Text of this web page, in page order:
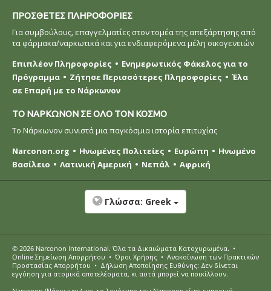
ΠΡΟΣΘΕΤΕΣ ΠΛΗΡΟΦΟΡΙΕΣ
Για συμβούλους, επαγγελματίες στον τομέα της απεξάρτησης από
τα φάρμακα/ναρκωτικά και για ενδιαφερόμενα μέλη οικογενειών
Επιπλέον Πληροφορίες
Ενημερωτικός Φάκελος για το
Πρόγραμμα
Ζήτησε Περισσότερες Πληροφορίες
Έλα
σε Επαρή με το Νάρκωνον
ΤΟ ΝΑΡΚΩΝΟΝ ΣΕ ΟΛΟ ΤΟΝ ΚΟΣΜΟ
Το Νάρκωνον συνιστά μια παγκόσμια ιστορία επιτυχίας
Narconon.org
Ηνωμένες Πολιτείες Ευρώπη
Ηνωμένο
Βασίλειο
Λατινική Αμερική Νεπάλ Αφρική
Γλώσσα: Greek
© 2026 Narconon International. Όλα τα Δικαιώµατα Κατοχυρωµένα. •
Online Σημείωση Απορρήτου • Όροι Χρήσης • Ανακοίνωση των Πρακτικών
Προστασίας Απορρήτου • Δήλωση Αποποίησης Ευθύνης: Δεν δίνεται
εγγύηση για ατομικά αποτελέσματα, κι αυτά μπορεί να ποικίλλουν.